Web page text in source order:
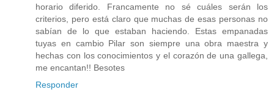
horario diferido. Francamente no sé cuáles serán los
criterios, pero está claro que muchas de esas personas no
sabían de lo que estaban haciendo. Estas empanadas
tuyas en cambio Pilar son siempre una obra maestra y
hechas con los conocimientos y el corazón de una gallega,
me encantan!! Besotes
Responder